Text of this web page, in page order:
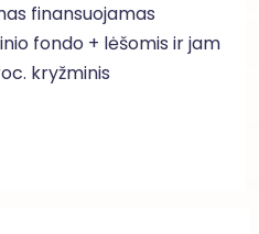
finansuojamas
fondo + lėšomis ir jam
kryžminis